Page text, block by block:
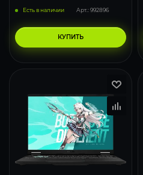
Gray
Есть в наличии Арт.: 992896
КУПИТЬ